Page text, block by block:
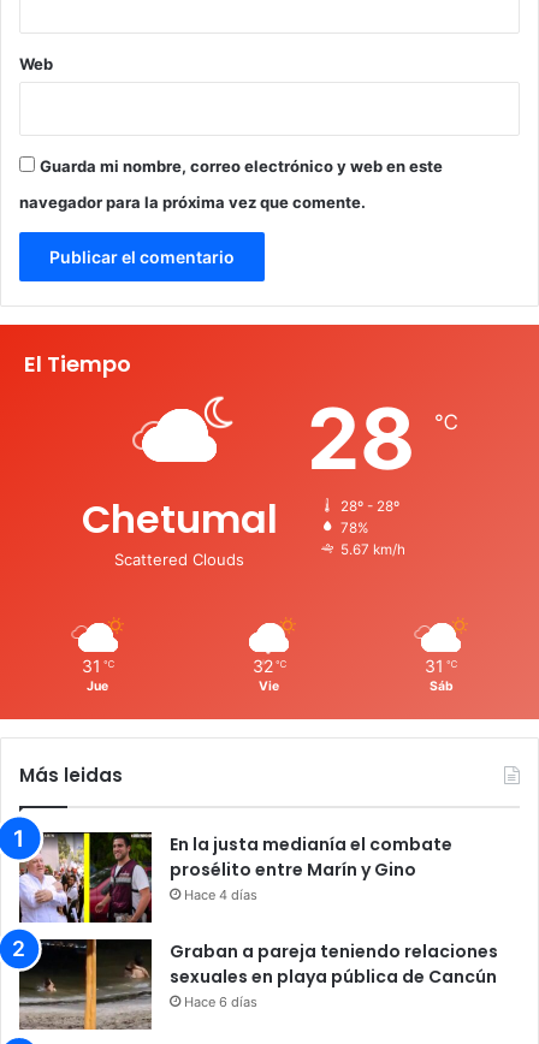
Web
Guarda mi nombre, correo electrónico y web en este
navegador para la próxima vez que comente.
El Tiempo
Chetumal
Scattered Clouds
28 ℃
28º - 28º
78%
5.67 km/h
31 ℃
Jue
32 ℃
Vie
31 ℃
Sáb
Más leidas
En la justa medianía el combate
prosélito entre Marín y Gino
Hace 4 días
Graban a pareja teniendo relaciones
sexuales en playa pública de Cancún
Hace 6 días